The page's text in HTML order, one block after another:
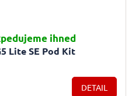
Lite SE Pod Kit
ihned
DETAIL